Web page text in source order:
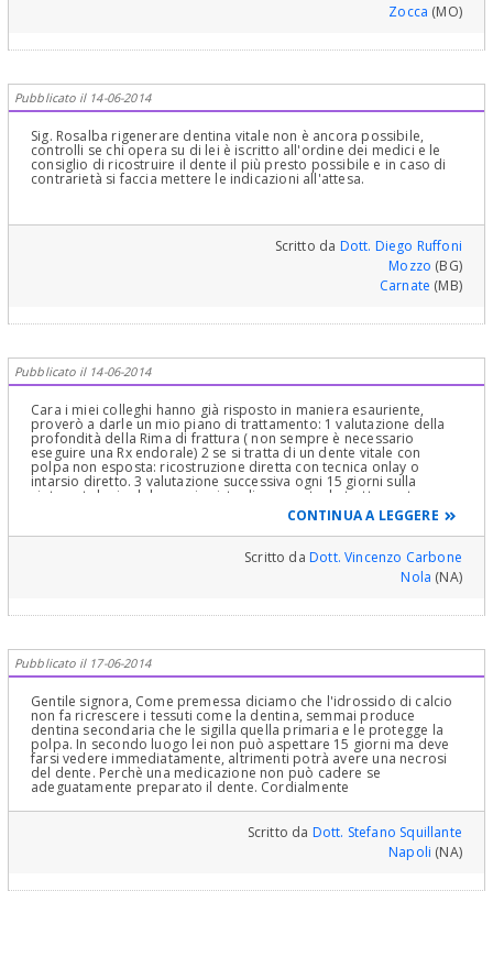
struttura è sufficientemente ritentiva) o devitalizzazione, ma non
Zocca (MO)
Pubblicato il 14-06-2014
Sig. Rosalba rigenerare dentina vitale non è ancora possibile,
controlli se chi opera su di lei è iscritto all'ordine dei medici e le
consiglio di ricostruire il dente il più presto possibile e in caso di
contrarietà si faccia mettere le indicazioni all'attesa.
Scritto da Dott. Diego Ruffoni
Mozzo (BG)
Carnate (MB)
Pubblicato il 14-06-2014
Cara i miei colleghi hanno già risposto in maniera esauriente,
proverò a darle un mio piano di trattamento: 1 valutazione della
profondità della Rima di frattura ( non sempre è necessario
eseguire una Rx endorale) 2 se si tratta di un dente vitale con
polpa non esposta: ricostruzione diretta con tecnica onlay o
intarsio diretto. 3 valutazione successiva ogni 15 giorni sulla
sintomatologia dolorosa in vista di un eventuale trattamento
canalare. Ad ogni modo visto il tipo di lesione ( frattura traumatica
) 4 terapia protesica - conservativa a lungo termine: intarsio o
short crown) in disilicato di litio. Ad ogni modo come già detto
nelle precedenti risposte : prima su ricopre e più alte sono le % di
sopravvivenza a lungo termina della polpa .
CONTINUA A LEGGERE
Scritto daDott. Vincenzo Carbone
Nola (NA)
Pubblicato il 17-06-2014
Gentile signora, Come premessa diciamo che l'idrossido di calcio
non fa ricrescere i tessuti come la dentina, semmai produce
dentina secondaria che le sigilla quella primaria e le protegge la
polpa. In secondo luogo lei non può aspettare 15 giorni ma deve
farsi vedere immediatamente, altrimenti potrà avere una necrosi
del dente. Perchè una medicazione non può cadere se
adeguatamente preparato il dente. Cordialmente
Scritto da Dott. Stefano Squillante
Napoli (NA)